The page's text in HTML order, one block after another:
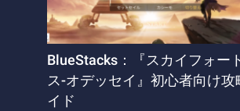
BlueStacks：『スカイフォー
ス-オデッセイ』初心者向け攻
イド